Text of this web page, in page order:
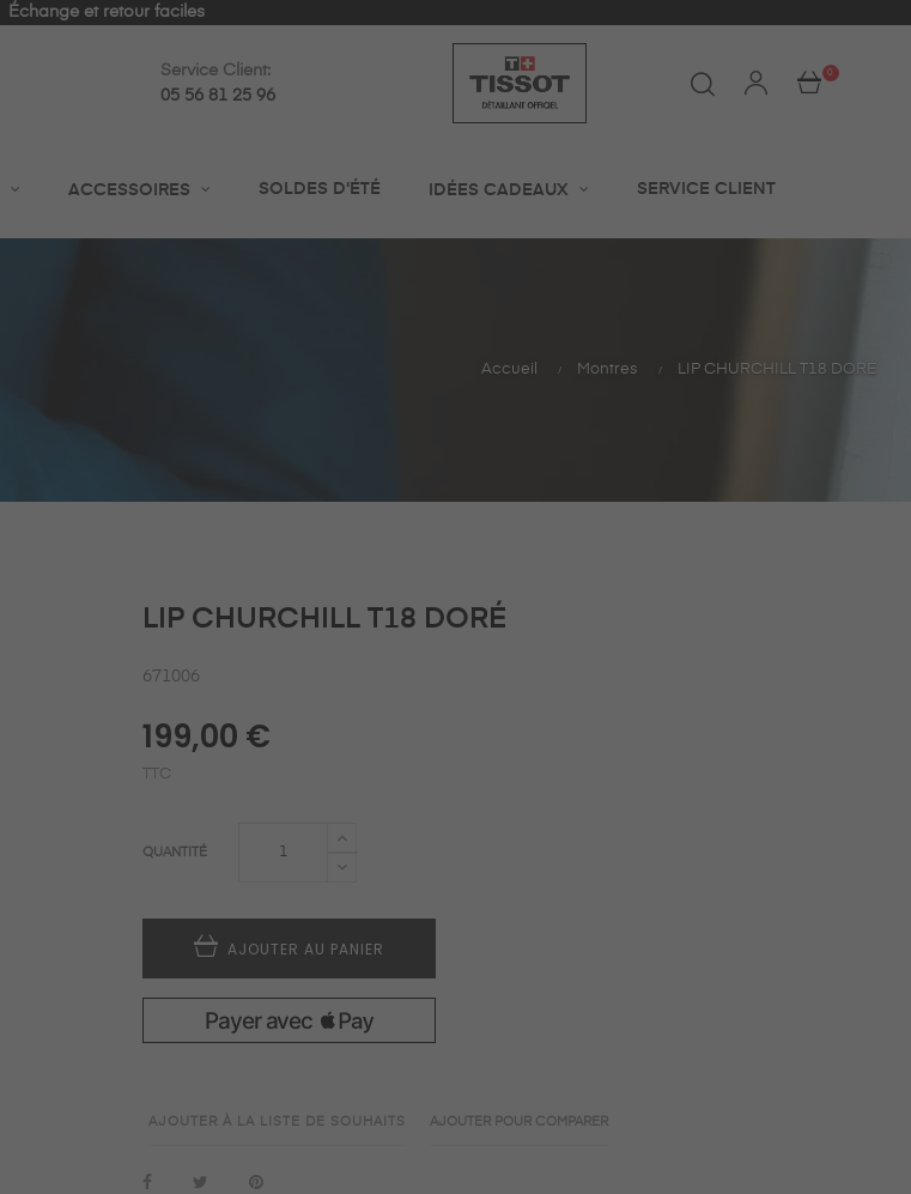
Expédition rapide en 24h
Service Client:
05 56 81 25 96
0
ACCESSOIRES SOLDES D'ÉTÉ IDÉES CADEAUX SERVICE CLIENT
Accueil Montres LIP CHURCHILL T18 DORÉ
LIP CHURCHILL T18 DORÉ
671006
199,00 €
TTC
QUANTITÉ
AJOUTER AU PANIER
AJOUTER À LA LISTE DE SOUHAITS AJOUTER POUR COMPARER